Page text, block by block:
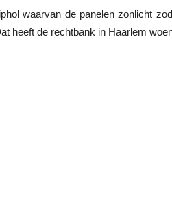
waarvan de panelen zonlicht
heeft de rechtbank in Haarlem